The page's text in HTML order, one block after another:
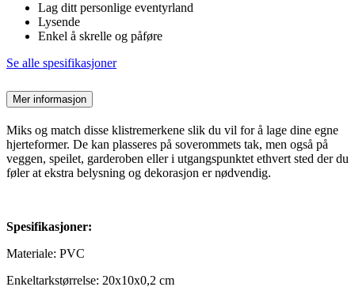
Lag ditt personlige eventyrland
Lysende
Enkel å skrelle og påføre
Se alle spesifikasjoner
Mer informasjon
Miks og match disse klistremerkene slik du vil for å lage dine egne
hjerteformer. De kan plasseres på soverommets tak, men også på
veggen, speilet, garderoben eller i utgangspunktet ethvert sted der du
føler at ekstra belysning og dekorasjon er nødvendig.
Spesifikasjoner:
Materiale: PVC
Enkeltarkstørrelse: 20x10x0,2 cm